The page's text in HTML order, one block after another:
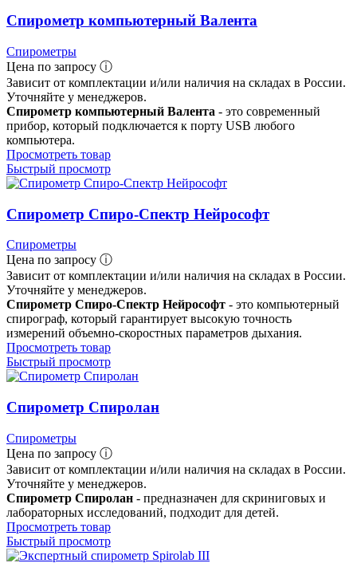
Спирометр компьютерный Валента
Спирометры
Цена по запросу ⓘ
Зависит от комплектации и/или наличия на складах в России.
Уточняйте у менеджеров.
Спирометр компьютерный Валента - это современный
прибор, который подключается к порту USB любого
компьютера.
Просмотреть товар
Быстрый просмотр
Спирометр Спиро-Спектр Нейрософт
Спирометры
Цена по запросу ⓘ
Зависит от комплектации и/или наличия на складах в России.
Уточняйте у менеджеров.
Спирометр Спиро-Спектр Нейрософт - это компьютерный
спирограф, который гарантирует высокую точность
измерений объемно-скоростных параметров дыхания.
Просмотреть товар
Быстрый просмотр
Спирометр Спиролан
Спирометры
Цена по запросу ⓘ
Зависит от комплектации и/или наличия на складах в России.
Уточняйте у менеджеров.
Спирометр Спиролан - предназначен для скриниговых и
лабораторных исследований, подходит для детей.
Просмотреть товар
Быстрый просмотр